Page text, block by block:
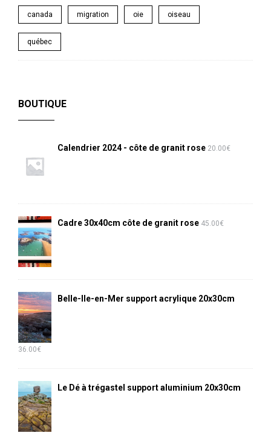
canada migration oie oiseau
québec
BOUTIQUE
Calendrier 2024 - côte de granit rose 20.00€
Cadre 30x40cm côte de granit rose 45.00€
Belle-Ile-en-Mer support acrylique 20x30cm
36.00€
Le Dé à trégastel support aluminium 20x30cm